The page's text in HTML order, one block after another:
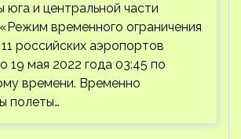
юга и центральной части
временного ограничения
российских аэропортов
19 мая 2022 года 03:45 по
времени. Временно
полеты…